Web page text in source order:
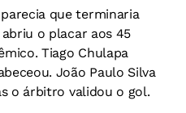
que terminaria
o placar aos 45
Tiago Chulapa
João Paulo Silva
o árbitro validou o gol.